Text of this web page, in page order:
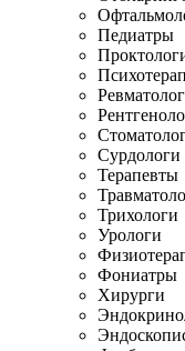
Педиатры
Сурдологи
Терапевты
Трихологи
Урологи
Фониатры
Хирурги